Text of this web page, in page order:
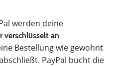
werden deine
verschlüsselt an
Bestellung wie gewohnt
PayPal bucht die